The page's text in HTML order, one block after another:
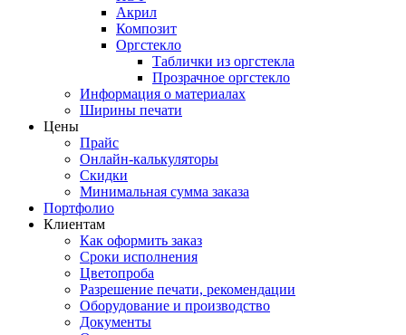
Акрил
Композит
Оргстекло
Таблички из оргстекла
Прозрачное оргстекло
Информация о материалах
Ширины печати
Цены
Прайс
Онлайн-калькуляторы
Скидки
Минимальная сумма заказа
Портфолио
Клиентам
Как оформить заказ
Сроки исполнения
Цветопроба
Разрешение печати, рекомендации
Оборудование и производство
Документы